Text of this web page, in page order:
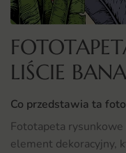
LIŚCIE
Co przedstawia ta
Fototapeta
element dekoracyjny,